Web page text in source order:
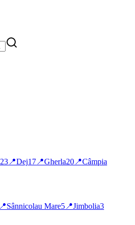
23 📍Dej17 📍Gherla20 📍Câmpia
📍Sânnicolau Mare5 📍Jimbolia3